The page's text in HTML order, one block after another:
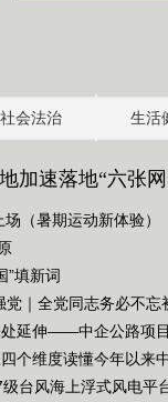
社会法治 生活
加速落地“六张
（暑期运动新体验）
”填新词
党｜全党同志务必不忘
延伸——中企公路项
个维度读懂今年以来
台风海上浮式风电平